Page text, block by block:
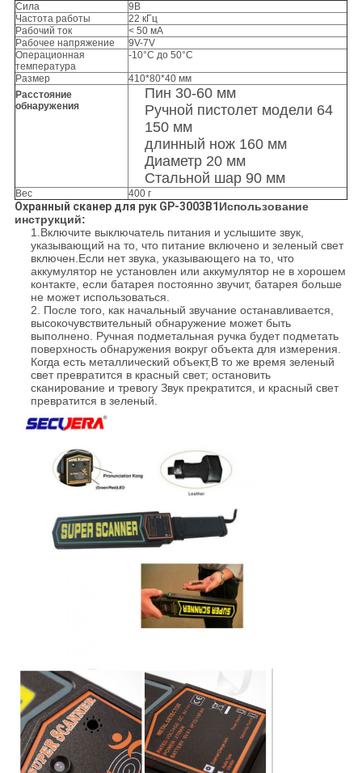
Сила
9В
Частота работы
22 кГц
Рабочий ток
< 50 мА
Рабочее напряжение
9V-7V
Операционная
температура
-10°C до 50°C
Размер
410*80*40 мм
Расстояние
обнаружения
Пин 30-60 мм
Ручной пистолет модели 64
150 мм
длинный нож 160 мм
Диаметр 20 мм
Стальной шар 90 мм
Вес 400 г
Охранный сканер для рук GP-3003B1 Использование
инструкций:
1.Включите выключатель питания и услышите звук,
указывающий на то, что питание включено и зеленый свет
включен.Если нет звука, указывающего на то, что
аккумулятор не установлен или аккумулятор не в хорошем
контакте, если батарея постоянно звучит, батарея больше
не может использоваться.
2. После того, как начальный звучание останавливается,
высокочувствительный обнаружение может быть
выполнено. Ручная подметальная ручка будет подметать
поверхность обнаружения вокруг объекта для измерения.
Когда есть металлический объект,В то же время зеленый
свет превратится в красный свет; остановить
сканирование и тревогу Звук прекратится, и красный свет
превратится в зеленый.